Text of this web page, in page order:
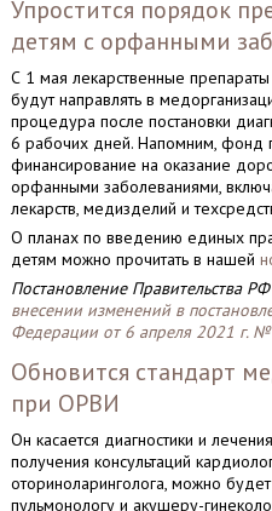
Упростится порядок
детям с орфанными
С 1 мая лекарственные
будут направлять в
процедура после постановки
6 рабочих дней. Напомним, фонд
финансирование на оказание
орфанными заболеваниями,
лекарств, медизделий и
О планах по введению единых
детям можно прочитать в нашей
Постановление Правительства
внесении изменений в
Федерации от 6 апреля 2021 г.
Обновится стандарт
при ОРВИ
Он касается диагностики и
получения консультаций
оториноларинголога, можно
пульмонологу и акушеру-